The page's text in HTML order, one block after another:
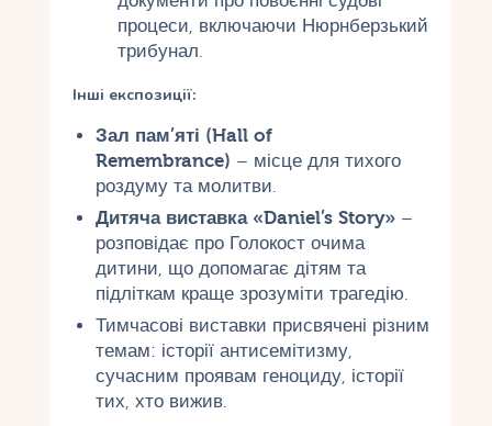
процеси, включаючи Нюрнберзький
трибунал.
Інші експозиції:
Зал пам’яті (Hall of
Remembrance) – місце для тихого
роздуму та молитви.
Дитяча виставка «Daniel’s Story»–
розповідає про Голокост очима
дитини, що допомагає дітям та
підліткам краще зрозуміти трагедію.
Тимчасові виставки присвячені різним
темам: історії антисемітизму,
сучасним проявам геноциду, історії
тих, хто вижив.